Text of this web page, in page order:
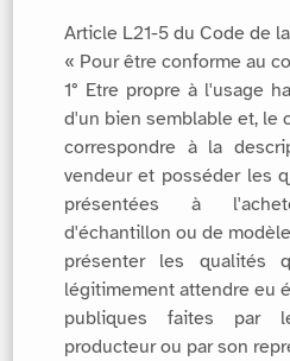
Article L21-5 du Code de
« Pour être conforme au
1° Etre propre à l'usage
d'un bien semblable et, le
correspondre à la
vendeur et posséder les
présentées à
d'échantillon ou de
présenter les qualités
légitimement attendre eu
publiques faites par
producteur ou par son